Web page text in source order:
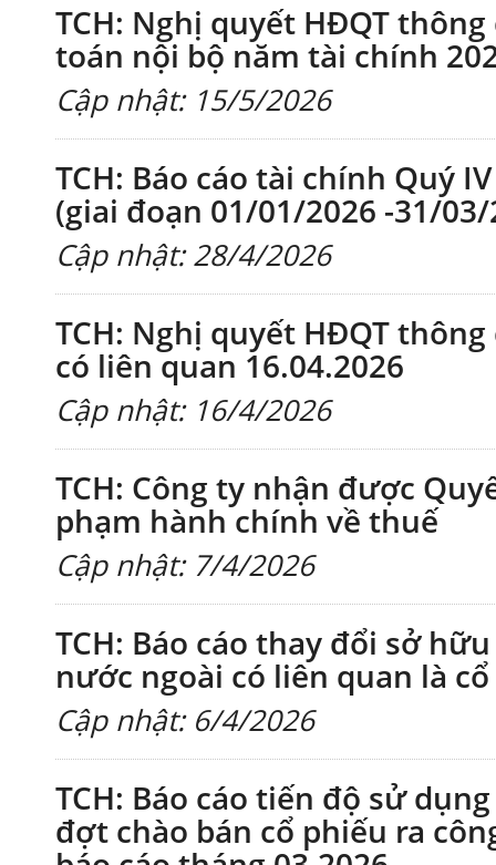
TCH: Nghị quyết HĐQT
toán nội bộ năm tài chính
Cập nhật: 15/5/2026
TCH: Báo cáo tài chính Quý
(giai đoạn 01/01/2026 -31/03/
Cập nhật: 28/4/2026
TCH: Nghị quyết HĐQT
có liên quan 16.04.2026
Cập nhật: 16/4/2026
TCH: Công ty nhận được
phạm hành chính về thuế
Cập nhật: 7/4/2026
TCH: Báo cáo thay đổi sở
nước ngoài có liên quan là
Cập nhật: 6/4/2026
TCH: Báo cáo tiến độ sử
đợt chào bán cổ phiếu ra